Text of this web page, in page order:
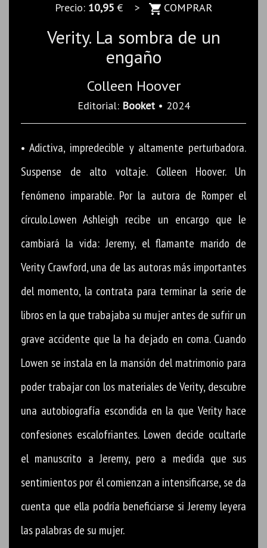
Precio: 10,95 € > COMPRAR
Verity. La sombra de un
engaño
Colleen Hoover
Editorial: Booket• 2024
• Adictiva, impredecible y altamente perturbadora.
Suspense de alto voltaje. Colleen Hoover. Un
fenómeno imparable. Por la autora de Romper el
círculo.Lowen Ashleigh recibe un encargo que le
cambiará la vida: Jeremy, el flamante marido de
Verity Crawford, una de las autoras más importantes
del momento, la contrata para terminar la serie de
libros en la que trabajaba su mujer antes de sufrir un
grave accidente que la ha dejado en coma. Cuando
Lowen se instala en la mansión del matrimonio para
poder trabajar con los materiales de Verity, descubre
una autobiografía escondida en la que Verity hace
confesiones escalofriantes. Lowen decide ocultarle
el manuscrito a Jeremy, pero a medida que sus
sentimientos por él co­mienzan a intensificarse, se da
cuenta que ella podría beneficiarse si Jeremy leyera
las palabras de su mujer.